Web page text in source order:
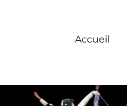
Accueil